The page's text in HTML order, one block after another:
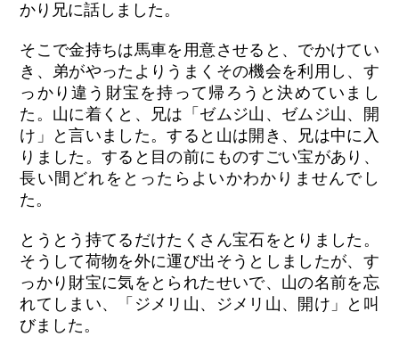
かり兄に話しました。
そこで金持ちは馬車を用意させると、でかけてい
き、弟がやったよりうまくその機会を利用し、す
っかり違う財宝を持って帰ろうと決めていまし
た。山に着くと、兄は「ゼムジ山、ゼムジ山、開
け」と言いました。すると山は開き、兄は中に入
りました。すると目の前にものすごい宝があり、
長い間どれをとったらよいかわかりませんでし
た。
とうとう持てるだけたくさん宝石をとりました。
そうして荷物を外に運び出そうとしましたが、す
っかり財宝に気をとられたせいで、山の名前を忘
れてしまい、「ジメリ山、ジメリ山、開け」と叫
びました。